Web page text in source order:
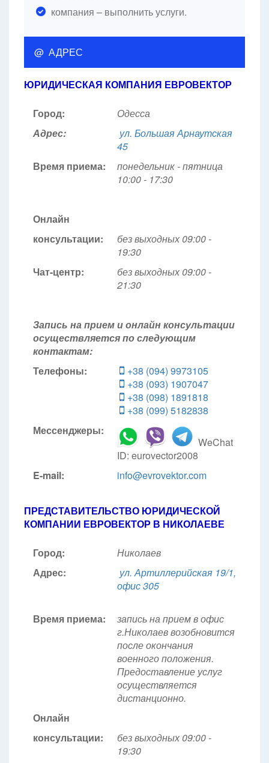
компания – выполнить услуги.
@ АДРЕС
ЮРИДИЧЕСКАЯ КОМПАНИЯ ЕВРОВЕКТОР
Город:
Одесса
Адрес:
ул. Большая Арнаутская
45
Время приема:
понедельник - пятница
10:00 - 17:30
Онлайн
консультации:
без выходных 09:00 -
19:30
Чат-центр:
без выходных 09:00 -
21:30
Запись на прием и онлайн консультации
осуществляется по следующим
контактам:
Телефоны:
+38 (094) 9973105
+38 (093) 1907047
+38 (098) 1891818
+38 (099) 5182838
Мессенджеры:
WeChat
ID: eurovector2008
E-mail:
info@evrovektor.com
ПРЕДСТАВИТЕЛЬСТВО ЮРИДИЧЕСКОЙ
КОМПАНИИ ЕВРОВЕКТОР В НИКОЛАЕВЕ
Город:
Николаев
Адрес:
ул. Артиллерийская 19/1,
офис 305
Время приема:
запись на прием в офис
г.Николаев возобновится
после окончания
военного положения.
Предоставление услуг
осуществляется
дистанционно.
Онлайн
консультации:
без выходных 09:00 -
19:30